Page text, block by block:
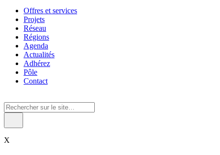
Offres et services
Projets
Réseau
Régions
Agenda
Actualités
Adhérez
Pôle
Contact
X